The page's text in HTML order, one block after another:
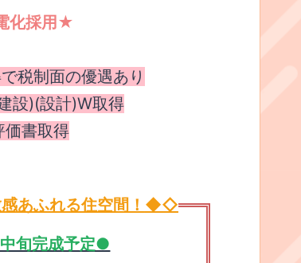
税制面の優遇あり
設)(設計)W取得
書取得
あふれる住空間！ ◆◇
旬完成予定●